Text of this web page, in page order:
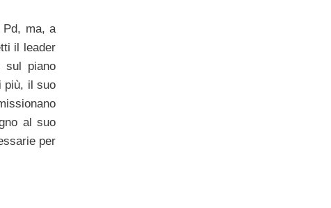
Pd, ma, a
il leader
sul piano
più, il suo
al suo
per